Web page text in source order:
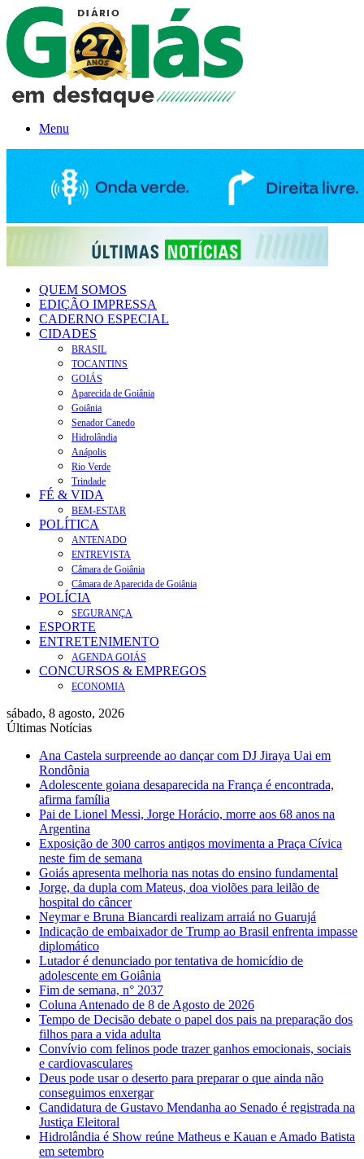
Menu
QUEM SOMOS
EDIÇÃO IMPRESSA
CADERNO ESPECIAL
CIDADES
BRASIL
TOCANTINS
GOIÁS
Aparecida de Goiânia
Goiânia
Senador Canedo
Hidrolândia
Anápolis
Rio Verde
Trindade
FÉ & VIDA
BEM-ESTAR
POLÍTICA
ANTENADO
ENTREVISTA
Câmara de Goiânia
Câmara de Aparecida de Goiânia
POLÍCIA
SEGURANÇA
ESPORTE
ENTRETENIMENTO
AGENDA GOIÁS
CONCURSOS & EMPREGOS
ECONOMIA
sábado, 8 agosto, 2026
Últimas Notícias
Ana Castela surpreende ao dançar com DJ Jiraya Uai em
Rondônia
Adolescente goiana desaparecida na França é encontrada,
afirma família
Pai de Lionel Messi, Jorge Horácio, morre aos 68 anos na
Argentina
Exposição de 300 carros antigos movimenta a Praça Cívica
neste fim de semana
Goiás apresenta melhoria nas notas do ensino fundamental
Jorge, da dupla com Mateus, doa violões para leilão de
hospital do câncer
Neymar e Bruna Biancardi realizam arraiá no Guarujá
Indicação de embaixador de Trump ao Brasil enfrenta impasse
diplomático
Lutador é denunciado por tentativa de homicídio de
adolescente em Goiânia
Fim de semana, n° 2037
Coluna Antenado de 8 de Agosto de 2026
Tempo de Decisão debate o papel dos pais na preparação dos
filhos para a vida adulta
Convívio com felinos pode trazer ganhos emocionais, sociais
e cardiovasculares
Deus pode usar o deserto para preparar o que ainda não
conseguimos enxergar
Candidatura de Gustavo Mendanha ao Senado é registrada na
Justiça Eleitoral
Hidrolândia é Show reúne Matheus e Kauan e Amado Batista
em setembro